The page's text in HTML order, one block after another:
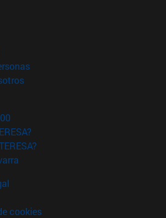
nueva ventana)
(abre en nueva ventana)
(abre en nueva ventana)
cookies